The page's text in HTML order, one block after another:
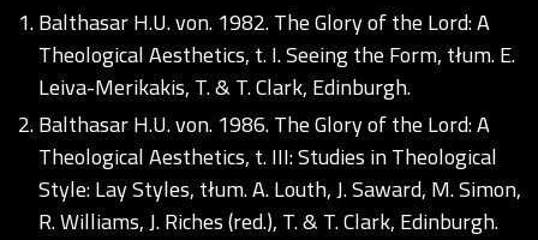
Balthasar H.U. von. 1982. The Glory of the Lord: A
Theological Aesthetics, t. I. Seeing the Form, tłum. E.
Leiva-Merikakis, T. & T. Clark, Edinburgh.
Balthasar H.U. von. 1986. The Glory of the Lord: A
Theological Aesthetics, t. III: Studies in Theological
Style: Lay Styles, tłum. A. Louth, J. Saward, M. Simon,
R. Williams, J. Riches (red.), T. & T. Clark, Edinburgh.